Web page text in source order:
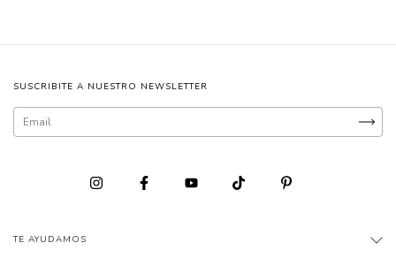
SUSCRIBITE A NUESTRO NEWSLETTER
TE AYUDAMOS